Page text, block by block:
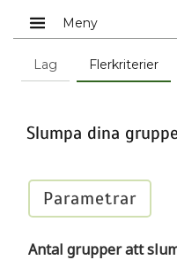
Meny
Lag Flerkriterier
Slumpa dina
Parametrar
Antal grupper att